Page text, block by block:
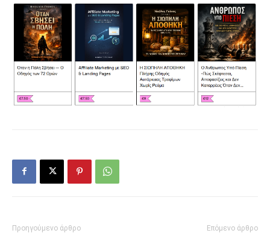
Προηγούμενο άρθρο Επόμενο άρθρο